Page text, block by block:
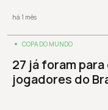
há 1 mês
COPA DO MUNDO
27 já foram
jogadores do